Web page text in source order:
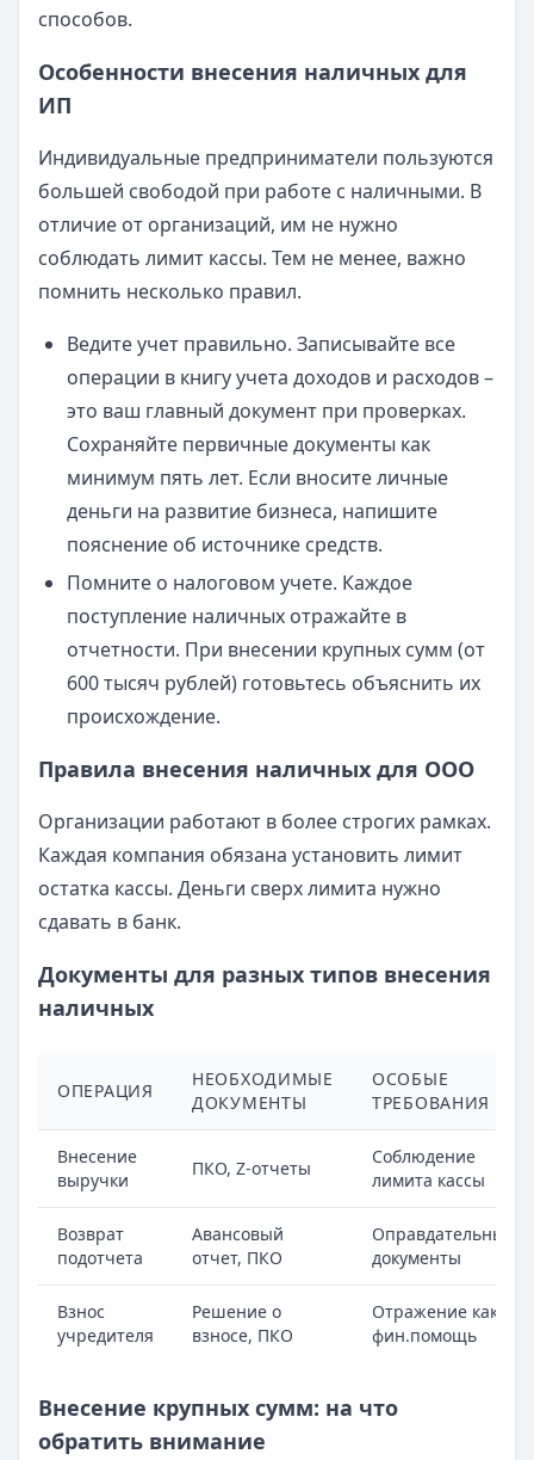
способов.
Особенности внесения наличных для
ИП
Индивидуальные предприниматели пользуются
большей свободой при работе с наличными. В
отличие от организаций, им не нужно
соблюдать лимит кассы. Тем не менее, важно
помнить несколько правил.
Ведите учет правильно. Записывайте все
операции в книгу учета доходов и расходов –
это ваш главный документ при проверках.
Сохраняйте первичные документы как
минимум пять лет. Если вносите личные
деньги на развитие бизнеса, напишите
пояснение об источнике средств.
Помните о налоговом учете. Каждое
поступление наличных отражайте в
отчетности. При внесении крупных сумм (от
600 тысяч рублей) готовьтесь объяснить их
происхождение.
Правила внесения наличных для ООО
Организации работают в более строгих рамках.
Каждая компания обязана установить лимит
остатка кассы. Деньги сверх лимита нужно
сдавать в банк.
Документы для разных типов внесения
наличных
ОПЕРАЦИЯ
НЕОБХОДИМЫЕ
ДОКУМЕНТЫ
ОСОБЫЕ
ТРЕБОВАНИЯ
Внесение
выручки
ПКО, Z-отчеты
Соблюдение
лимита кассы
Возврат
подотчета
Авансовый
отчет, ПКО
Оправдательные
документы
Взнос
учредителя
Решение о
взносе, ПКО
Отражение как
фин.помощь
Внесение крупных сумм: на что
обратить внимание